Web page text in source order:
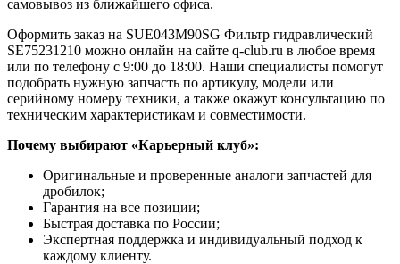
самовывоз из ближайшего офиса.
Оформить заказ на SUE043M90SG Фильтр гидравлический
SE75231210 можно онлайн на сайте q-club.ru в любое время
или по телефону с 9:00 до 18:00. Наши специалисты помогут
подобрать нужную запчасть по артикулу, модели или
серийному номеру техники, а также окажут консультацию по
техническим характеристикам и совместимости.
Почему выбирают «Карьерный клуб»:
Оригинальные и проверенные аналоги запчастей для
дробилок;
Гарантия на все позиции;
Быстрая доставка по России;
Экспертная поддержка и индивидуальный подход к
каждому клиенту.